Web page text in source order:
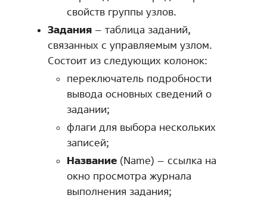
свойств группы узлов.
Задания – таблица заданий,
связанных с управляемым узлом.
Состоит из следующих колонок:
переключатель подробности
вывода основных сведений о
задании;
флаги для выбора нескольких
записей;
Название (Name) – ссылка на
окно просмотра журнала
выполнения задания;